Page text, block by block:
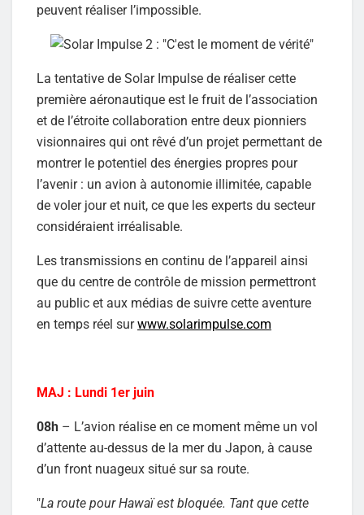
peuvent réaliser l’impossible.
La tentative de Solar Impulse de réaliser cette
première aéronautique est le fruit de l’association
et de l’étroite collaboration entre deux pionniers
visionnaires qui ont rêvé d’un projet permettant de
montrer le potentiel des énergies propres pour
l’avenir : un avion à autonomie illimitée, capable
de voler jour et nuit, ce que les experts du secteur
considéraient irréalisable.
Les transmissions en continu de l’appareil ainsi
que du centre de contrôle de mission permettront
au public et aux médias de suivre cette aventure
en temps réel surwww.solarimpulse.com
MAJ : Lundi 1er juin
08h – L’avion réalise en ce moment même un vol
d’attente au-dessus de la mer du Japon, à cause
d’un front nuageux situé sur sa route.
"La route pour Hawaï est bloquée. Tant que cette